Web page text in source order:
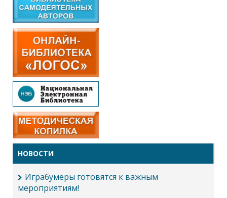
НОВОСТИ
Играбумеры готовятся к важным
мероприятиям!